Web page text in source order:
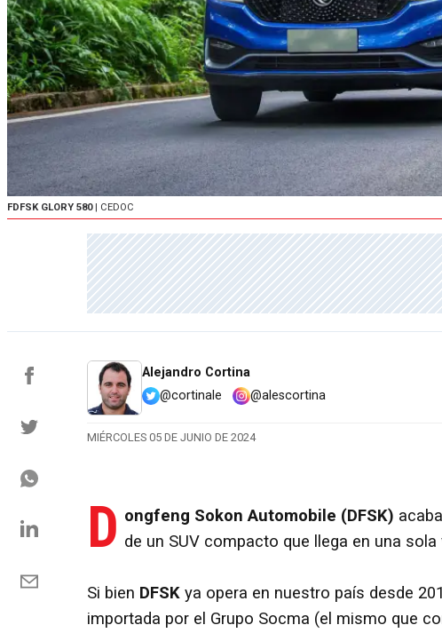
FDFSK GLORY 580| CEDOC
Alejandro Cortina
@cortinale
@alescortina
MIÉRCOLES 05 DE JUNIO DE 2024
D ongfeng Sokon Automobile (DFSK)
de un SUV compacto que llega en una
Si bien DFSK ya opera en nuestro país desde
importada por el Grupo Socma (el mismo que